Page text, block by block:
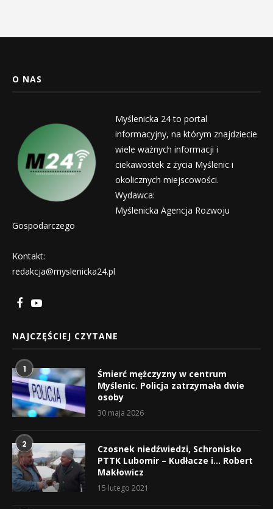
O NAS
Myślenicka 24 to portal
informacyjny, na którym znajdziecie
wiele ważnych informacji i
ciekawostek z życia Myślenic i
okolicznych miejscowości.
Wydawca:
Myślenicka Agencja Rozwoju
Gospodarczego
Kontakt:
redakcja@myslenicka24.pl
NAJCZĘŚCIEJ CZYTANE
1
Śmierć mężczyzny w centrum
Myślenic. Policja zatrzymała dwie
osoby
30 maja 2026
2
Czosnek niedźwiedzi, Schronisko
PTTK Lubomir – Kudłacze i… Robert
Makłowicz
15 lutego 2021